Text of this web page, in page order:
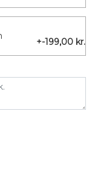
+-199,00 kr.